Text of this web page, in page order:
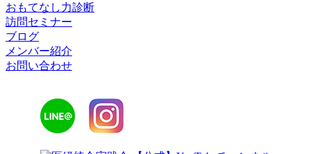
おもてなし力診断
訪問セミナー
ブログ
メンバー紹介
お問い合わせ